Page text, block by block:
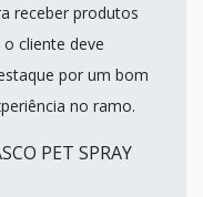
receber produtos
cliente deve
por um bom
no ramo.
PET SPRAY